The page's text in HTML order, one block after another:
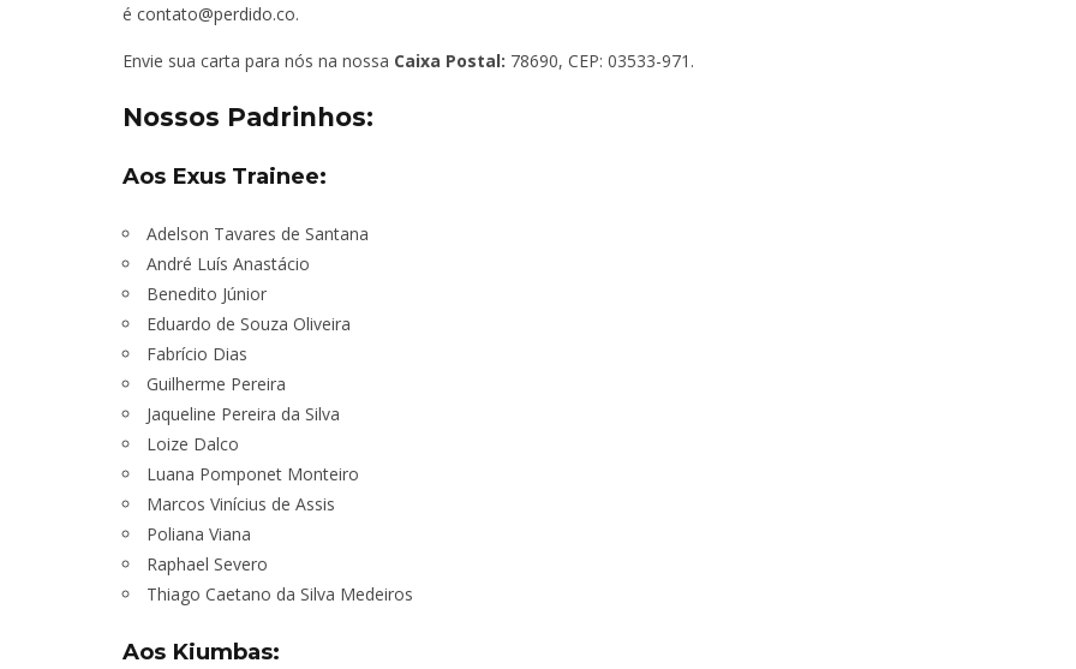
é contato@perdido.co.
Envie sua carta para nós na nossa Caixa Postal: 78690, CEP: 03533-971.
Nossos Padrinhos:
Aos Exus Trainee:
Adelson Tavares de Santana
André Luís Anastácio
Benedito Júnior
Eduardo de Souza Oliveira
Fabrício Dias
Guilherme Pereira
Jaqueline Pereira da Silva
Loize Dalco
Luana Pomponet Monteiro
Marcos Vinícius de Assis
Poliana Viana
Raphael Severo
Thiago Caetano da Silva Medeiros
Aos Kiumbas: